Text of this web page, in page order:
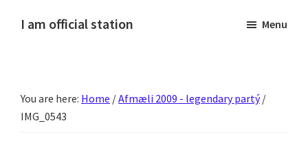
I am official station
fréttir
af
Menu
You are here: Home /Afmæli 2009 - legendary partý /
IMG_0543